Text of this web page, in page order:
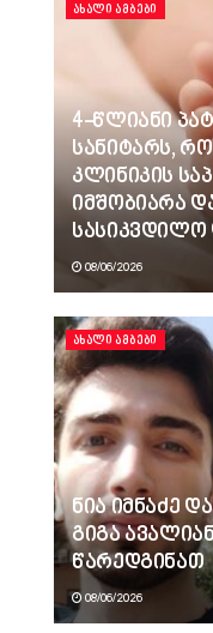
ᲐᲮᲐᲚᲘ ᲐᲛᲑᲔᲑᲘ
4-წლიანი
სანიტარს,
კლინიკის
იმშობიარა
სასიკვდილო
08/06/2026
ᲐᲮᲐᲚᲘ ᲐᲛᲑᲔᲑᲘ
ნია იმნაძე
გიგა
წარედგინათ
08/06/2026